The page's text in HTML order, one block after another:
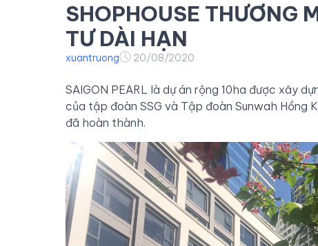
SHOPHOUSE THƯƠNG
TƯ DÀI HẠN
xuantruong 20/08/2020
SAIGON PEARL là dự án rộng 10ha được xây
của tập đoàn SSG và Tập đoàn Sunwah Hồng
đã hoàn thành.